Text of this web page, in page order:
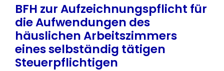
BFH zur Aufzeichnungspflicht für
die Aufwendungen des
häuslichen Arbeitszimmers
eines selbständig tätigen
Steuerpflichtigen